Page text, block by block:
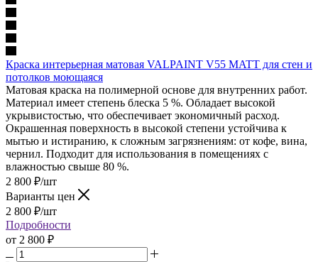
Краска интерьерная матовая VALPAINT V55 MATT для стен и
потолков моющаяся
Матовая краска на полимерной основе для внутренних работ.
Материал имеет степень блеска 5 %. Обладает высокой
укрывистостью, что обеспечивает экономичный расход.
Окрашенная поверхность в высокой степени устойчива к
мытью и истиранию, к сложным загрязнениям: от кофе, вина,
чернил. Подходит для использования в помещениях с
влажностью свыше 80 %.
2 800 ₽/шт
Варианты цен
2 800 ₽/шт
Подробности
от 2 800 ₽